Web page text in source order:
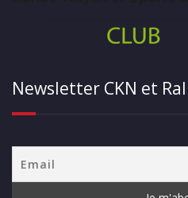
Newsletter CKN et